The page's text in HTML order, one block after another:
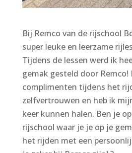
Bij Remco van de rijschool
super leuke en leerzame
Tijdens de lessen werd ik
gemak gesteld door Remco!
complimenten tijdens het
zelfvertrouwen en heb ik
keer kunnen halen. Ben je
rijschool waar je je op je
het rijden met een